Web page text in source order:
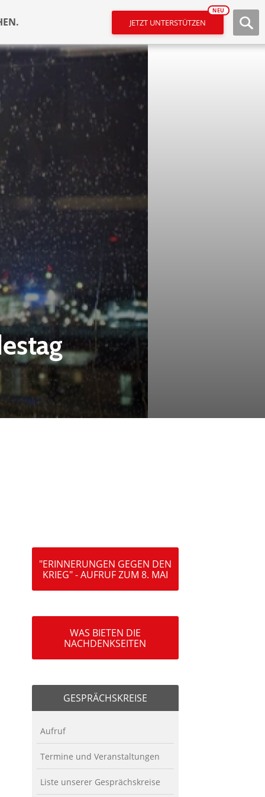
JETZT UNTERSTÜTZEN
NEU
"ERINNERUNGEN GEGEN DEN
KRIEG" - AUFRUF ZUM 8. MAI
WAS BIETEN DIE
NACHDENKSEITEN
GESPRÄCHSKREISE
Aufruf
Termine und Veranstaltungen
Liste unserer Gesprächskreise